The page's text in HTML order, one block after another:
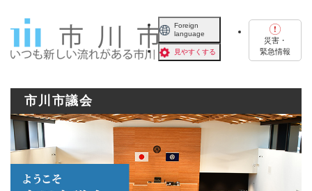
Foreign
language
見やすくする
災害・
緊急情報
市川市議会